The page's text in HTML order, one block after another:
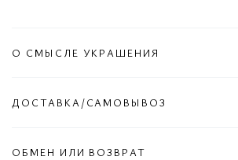
О СМЫСЛЕ УКРАШЕНИЯ
ДОСТАВКА/САМОВЫВОЗ
ОБМЕН ИЛИ ВОЗВРАТ